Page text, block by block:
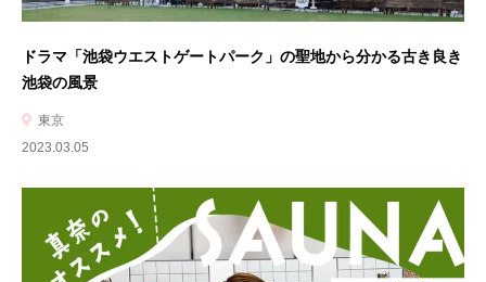
ドラマ「池袋ウエストゲートパーク」の聖地から分かる古き良き
池袋の風景
東京
2023.03.05